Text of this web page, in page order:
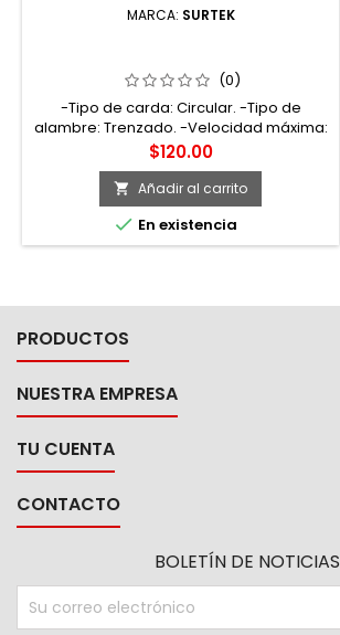
MARCA: SURTEK
ROSCA 5/8" SURTEK
(0)
-Tipo de carda: Circular. -Tipo de
alambre: Trenzado. -Velocidad máxima:
12500 RPM. -Uso profesional, para
trabajos en hierro, acero al carbón y
madera.
Precio
$120.00
 Añadir al carrito
 En existencia
PRODUCTOS
NUESTRA EMPRESA
TU CUENTA
CONTACTO
BOLETÍN DE NOTICIAS